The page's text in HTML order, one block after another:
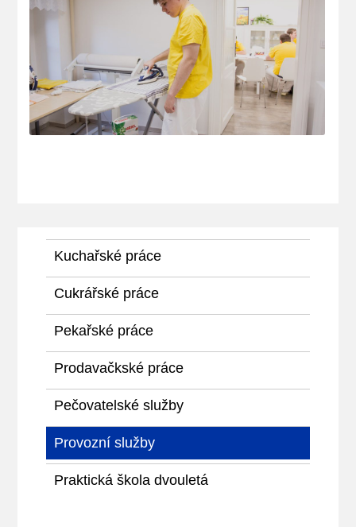
Kuchařské práce
Cukrářské práce
Pekařské práce
Prodavačkské práce
Pečovatelské služby
Provozní služby
Praktická škola dvouletá